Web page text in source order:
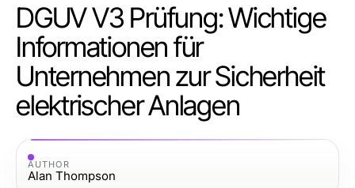
DGUV V3 Prüfung: Wichtige
Informationen für
Unternehmen zur Sicherheit
elektrischer Anlagen
AUTHOR
Alan Thompson